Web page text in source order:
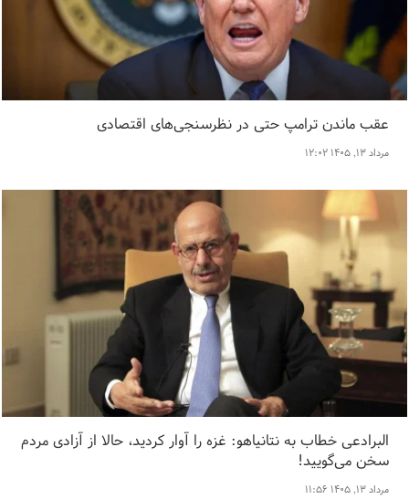
عقب ماندن ترامپ حتی در نظرسنجی‌های اقتصادی
مرداد ۱۳, ۱۴۰۵ ۱۲:۰۲
البرادعی خطاب به نتانیاهو: غزه را آوار کردید، حالا از آزادی مردم
سخن می‌گویید!
مرداد ۱۳, ۱۴۰۵ ۱۱:۵۶